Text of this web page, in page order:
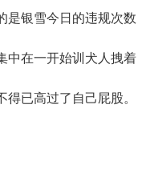
银雪今日的违规次数
中在一开始训犬人拽着
已高过了自己屁股。